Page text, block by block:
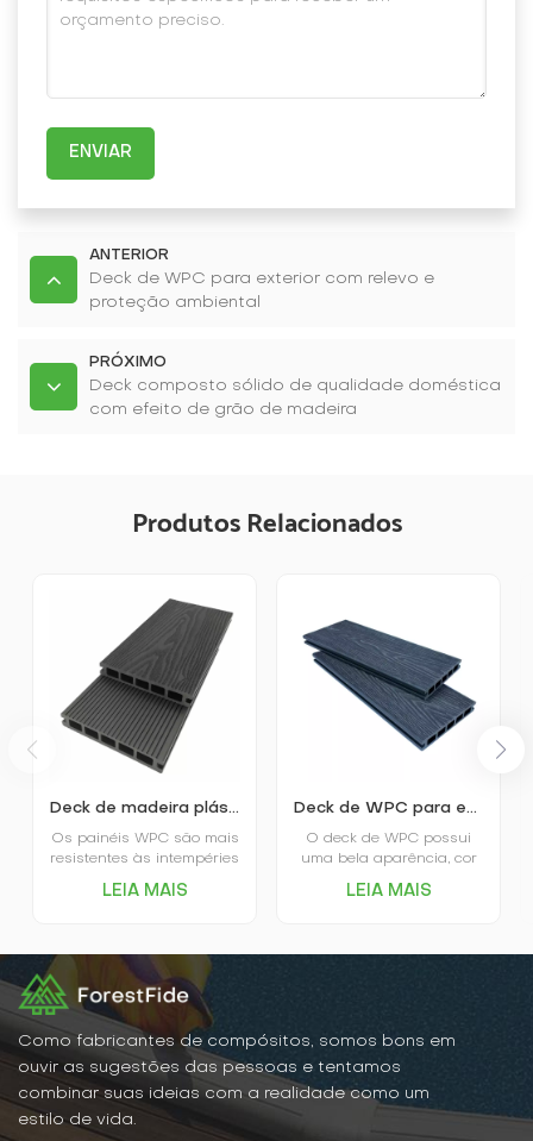
ENVIAR
ANTERIOR
Deck de WPC para exterior com relevo e
proteção ambiental
PRÓXIMO
Deck composto sólido de qualidade doméstica
com efeito de grão de madeira
Produtos Relacionados
Deck de madeira plástica com relevo 3D para exteriores
Os painéis WPC são mais
resistentes às intempéries
deformando, rachando ou
problemas causados ​​pelo
sol e pela chuva. Isso
permite que os painéis
WPC mantenham sua
beleza e funcionalidade
em ambientes externos
LEIA MAIS
Deck de WPC para exterior com relevo e proteção ambiental
O deck de WPC possui
uma bela aparência, cor
nem muda de cor
LEIA MAIS
Como fabricantes de compósitos, somos bons em
ouvir as sugestões das pessoas e tentamos
combinar suas ideias com a realidade como um
estilo de vida.